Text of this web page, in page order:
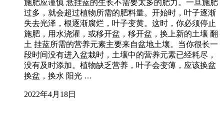
施肥应谨慎 悬挂蓝的生长不需要太多的肥力。一旦施肥
过多，就会超过植物所需的肥料量。开始时，叶子逐渐
失去光泽，根逐渐腐烂，叶子变黄。这时，你必须停止
施肥，用水浇灌，或移开盆，移开盆，换上新的土壤 翻
土 挂蓝所需的营养元素主要来自盆地土壤。当你很长一
段时间没有进入盆栽时，土壤中的营养元素已经耗尽，
没有及时添加。植物缺乏营养，叶子会变薄，应该换盆
换盆，换水 阳光 …
2022年4月18日